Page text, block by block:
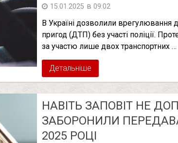
15.01.2025 в 09:02
В Україні дозволили врегулювання
пригод (ДТП) без участі поліції.
за участю лише двох транспортних …
Детальніше
НАВІТЬ ЗАПОВІТ НЕ
ЗАБОРОНИЛИ
2025 РОЦІ